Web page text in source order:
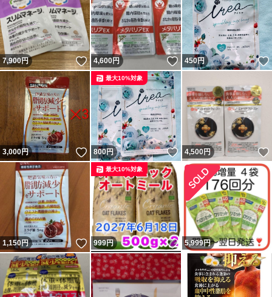
7,900円 いいね！
4,600円 いいね！
450円
3,000円 いいね！
800円 いいね！
最大10%対象
4,500円
1,150円 いいね！
999円 いいね！
最大10%対象
5,999円